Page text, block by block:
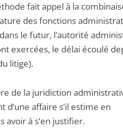
fait appel à la
des fonctions
le futur, l’autorité
exercées, le délai écoulé
litige).
de la juridiction
d’une affaire s’il estime en
avoir à s’en justifier.